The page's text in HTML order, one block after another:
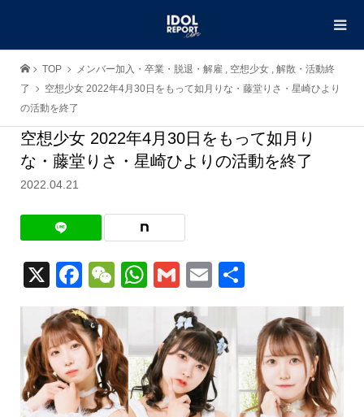
TOP メンバー加入・卒業・脱退・解雇 , 空想少女 , 解散・活動終
了
空想少女 2022年4月30日をもって如月りな・藤堂りさ・星崎ひより
の活動を終了
空想少女 2022年4月30日をもって如月り
な・藤堂りさ・星崎ひよりの活動を終了
2022.04.21
X Facebook
WeChat
WhatsApp
GmailEmail
有